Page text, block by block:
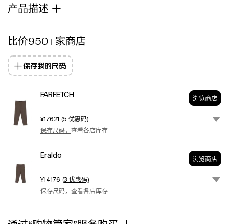
产品描述
比价950+家商店
保存我的尺码
FARFETCH 浏览商店
¥17621 (5 优惠码)
保存尺码， 查看各店库存
Eraldo 浏览商店
¥14176 (3 优惠码)
保存尺码， 查看各店库存